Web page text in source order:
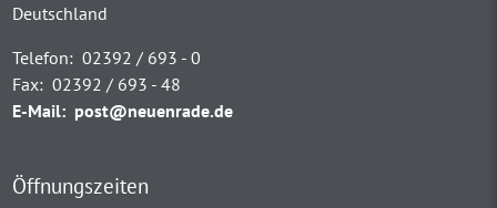
Deutschland
Telefon: 02392 / 693 - 0
Fax: 02392 / 693 - 48
E-Mail: post@neuenrade.de
Öffnungszeiten